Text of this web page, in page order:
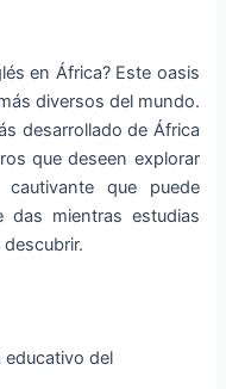
en África? Este oasis
diversos del mundo.
desarrollado de África
que deseen explorar
que puede
das mientras estudias
educativo del